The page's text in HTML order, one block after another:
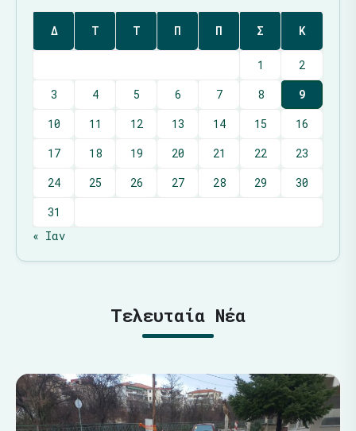
Δ Τ Τ Π Π Σ Κ
1
2
3
4 5 6 7 8
9
10
11 12 13 14 15
16
17
18 19 20 21 22
23
24
25 26 27 28 29
30
31
« Ιαν
Τελευταία Νέα